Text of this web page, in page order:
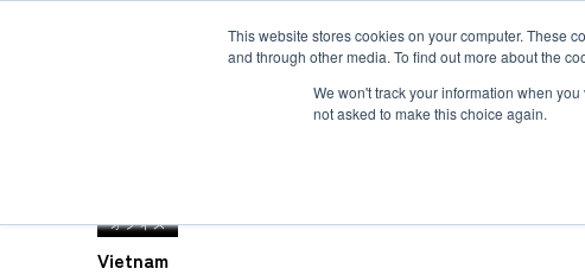
This website stores cookies on your computer. These
and through other media. To find out more about the
We won't track your information when
not asked to make this choice again.
お客様事例
オフィス
Vietnam